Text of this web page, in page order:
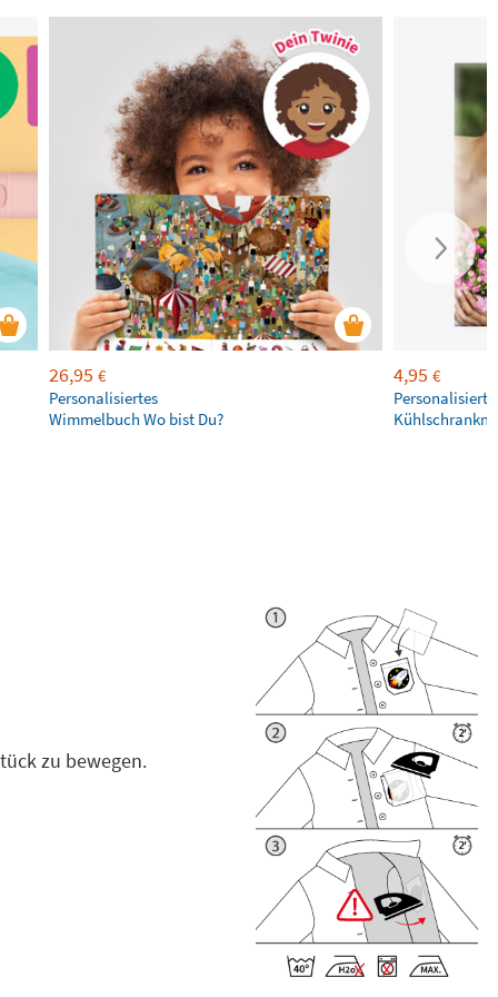
26,95 €
Personalisiertes
Wimmelbuch Wo bist Du?
4,95 €
zu bewegen.